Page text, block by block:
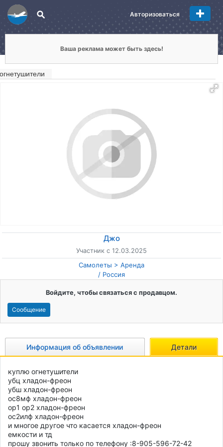
Авторизоваться
Ваша реклама может быть здесь!
огнетушители
Джо
Участник с 12.03.2025
Самолеты
Аренда
Россия
/
Войдите, чтобы связаться с продавцом.
Сообщение
Информация об объявлении Детали
куплю огнетушители
убц хладон-фреон
убш хладон-фреон
ос8мф хладон-фреон
ор1 ор2 хладон-фреон
ос2илф хладон-фреон
и многое другое что касается хладон-фреон
емкости и тд
прошу звонить только по телефону :8-905-596-72-42